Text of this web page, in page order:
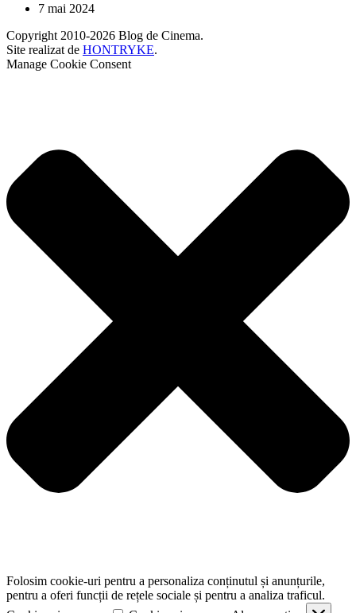
7 mai 2024
Copyright 2010-2026 Blog de Cinema.
Site realizat de HONTRYKE.
Manage Cookie Consent
Folosim cookie-uri pentru a personaliza conținutul și anunțurile,
pentru a oferi funcții de rețele sociale și pentru a analiza traficul.